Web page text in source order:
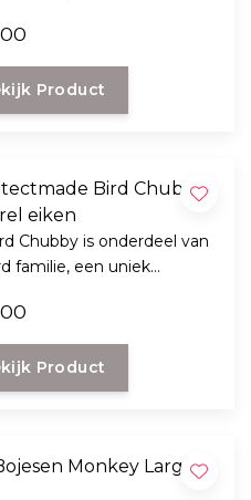
het Deense label
Product
Bird Chubby
eiken
Chubby is onderdeel van
familie, een uniek
het Deense label
Product
Monkey Large